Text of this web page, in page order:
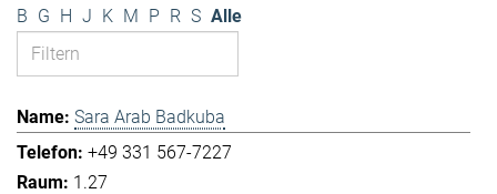
B G H J K M P R S Alle
Sara Arab Badkuba
+49 331 567-7227
1.27